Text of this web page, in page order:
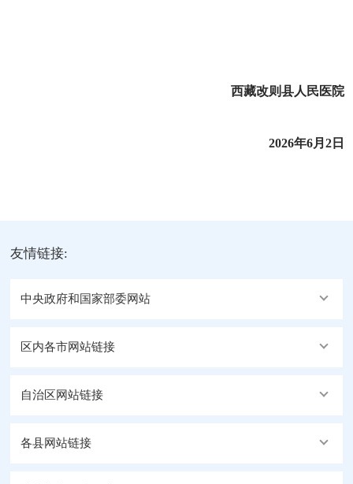
西藏改则县人民医院
2026年6月 2日
友情链接:
中央政府和国家部委网站
区内各市网站链接
自治区网站链接
各县网站链接